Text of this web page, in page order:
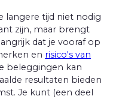
langere tijd niet nodig
zijn, maar brengt
dat je vooraf op
en risico's van
beleggingen kan
resultaten bieden
Je kunt (een deel